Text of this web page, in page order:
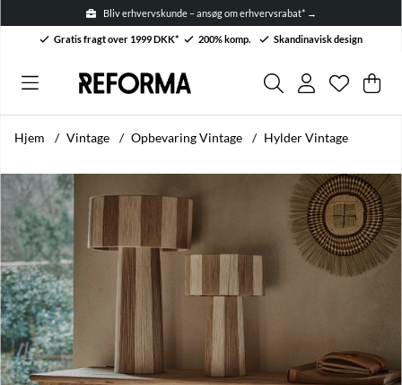
Bliv erhvervskunde – ansøg om erhvervsrabat* →
Gratis fragt over 1999 DKK* 200% komp. Skandinavisk design
Antal på
. .
Hjem Vintage Opbevaring Vintage Hylder Vintage